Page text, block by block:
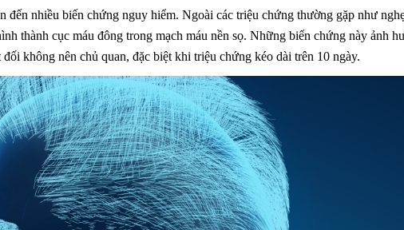
nhiều biến chứng nguy hiểm. Ngoài các triệu chứng thường gặp như
thành cục máu đông trong mạch máu nền sọ. Những biến chứng này ảnh
không nên chủ quan, đặc biệt khi triệu chứng kéo dài trên 10 ngày.